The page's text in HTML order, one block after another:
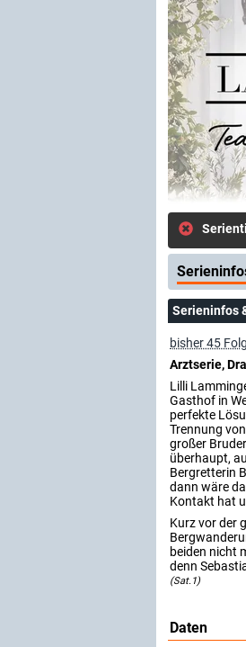
Serieninfos
bisher 45
Arztserie,
Lilli
Gasthof in
perfekte
Trennung
großer
überhaupt,
Bergretterin
dann wäre
Kontakt hat
Kurz vor der
beiden nicht
denn
(Sat.1)
Daten